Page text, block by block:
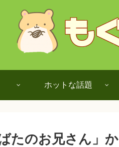
ホットな話題
たのお兄さん」